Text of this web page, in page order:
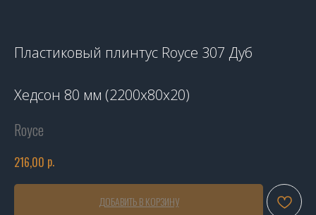
Пластиковый плинтус Royce 307 Дуб
Хедсон 80 мм (2200x80x20)
Royce
216,00 р.
ДОБАВИТЬ В КОРЗИНУ